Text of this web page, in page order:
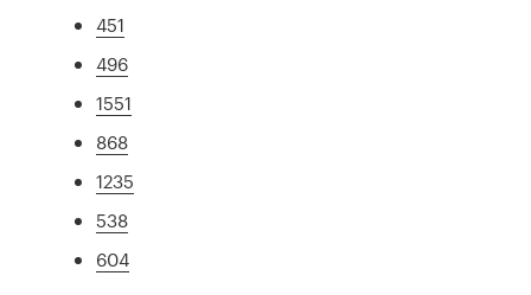
451
496
1551
868
1235
538
604